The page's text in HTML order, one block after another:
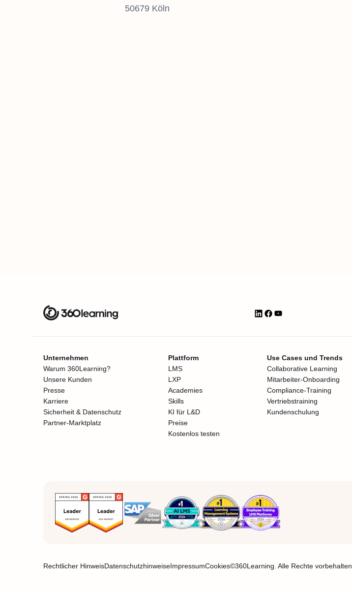
50679 Köln
Unternehmen
Warum 360Learning?
Unsere Kunden
Presse
Karriere
Sicherheit & Datenschutz
Partner-Marktplatz
Plattform
LMS
LXP
Academies
Skills
KI für L&D
Preise
Kostenlos testen
Use Cases und Trends
Collaborative Learning
Mitarbeiter-Onboarding
Compliance-Training
Vertriebstraining
Kundenschulung
Rechtlicher HinweisDatenschutzhinweiseImpressumCookies©360Learning. Alle Rechte vorbehalten.